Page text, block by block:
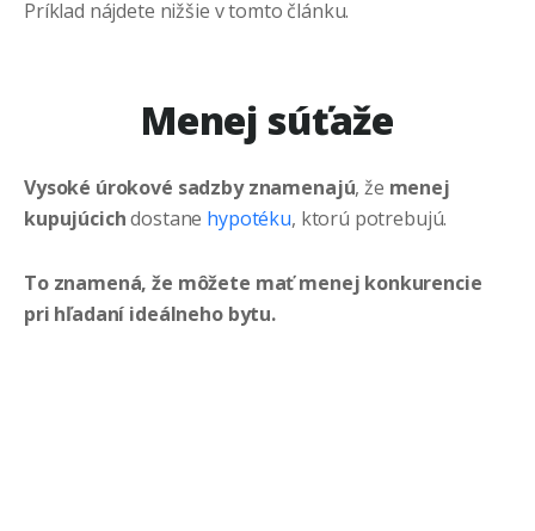
Príklad nájdete nižšie v tomto článku.
Menej súťaže
Vysoké úrokové sadzby znamenajú, že menej
kupujúcichdostane hypotéku, ktorú potrebujú.
To znamená, že môžete mať menej konkurencie
pri hľadaní ideálneho bytu.